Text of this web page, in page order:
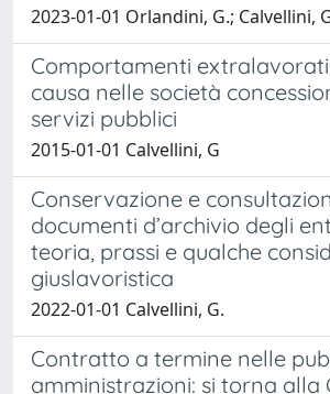
2023-01-01 Orlandini, G.; Calvellini,
Comportamenti
causa nelle società
servizi pubblici
2015-01-01 Calvellini, G
Conservazione e
documenti d’archivio degli
teoria, prassi e qualche
giuslavoristica
2022-01-01 Calvellini, G.
Contratto a termine nelle
amministrazioni: si torna alla